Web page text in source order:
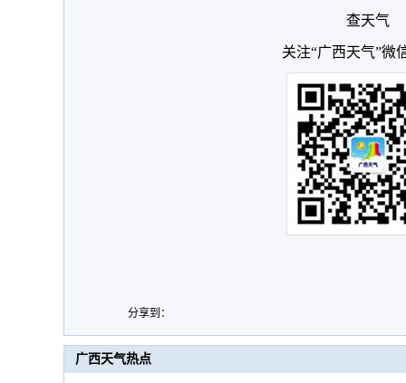
查天气
关注“广西天气”微
分享到：
广西天气热点